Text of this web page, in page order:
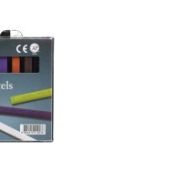
В наличии